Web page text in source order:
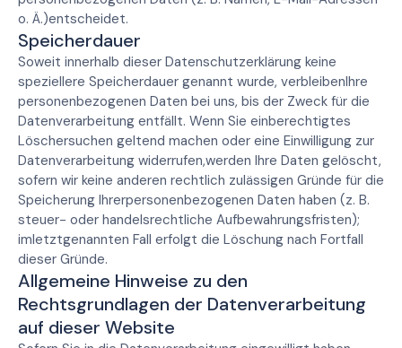
o. Ä.)entscheidet.
Speicherdauer
Soweit innerhalb dieser Datenschutzerklärung keine
speziellere Speicherdauer genannt wurde, verbleibenIhre
personenbezogenen Daten bei uns, bis der Zweck für die
Datenverarbeitung entfällt. Wenn Sie einberechtigtes
Löschersuchen geltend machen oder eine Einwilligung zur
Datenverarbeitung widerrufen,werden Ihre Daten gelöscht,
sofern wir keine anderen rechtlich zulässigen Gründe für die
Speicherung Ihrerpersonenbezogenen Daten haben (z. B.
steuer- oder handelsrechtliche Aufbewahrungsfristen);
imletztgenannten Fall erfolgt die Löschung nach Fortfall
dieser Gründe.
Allgemeine Hinweise zu den
Rechtsgrundlagen der Datenverarbeitung
auf dieser Website